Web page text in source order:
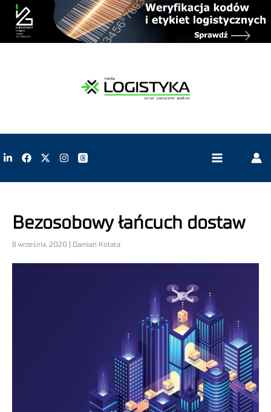
Bezosobowy łańcuch dostaw
8 września, 2020 | Damian Kołata